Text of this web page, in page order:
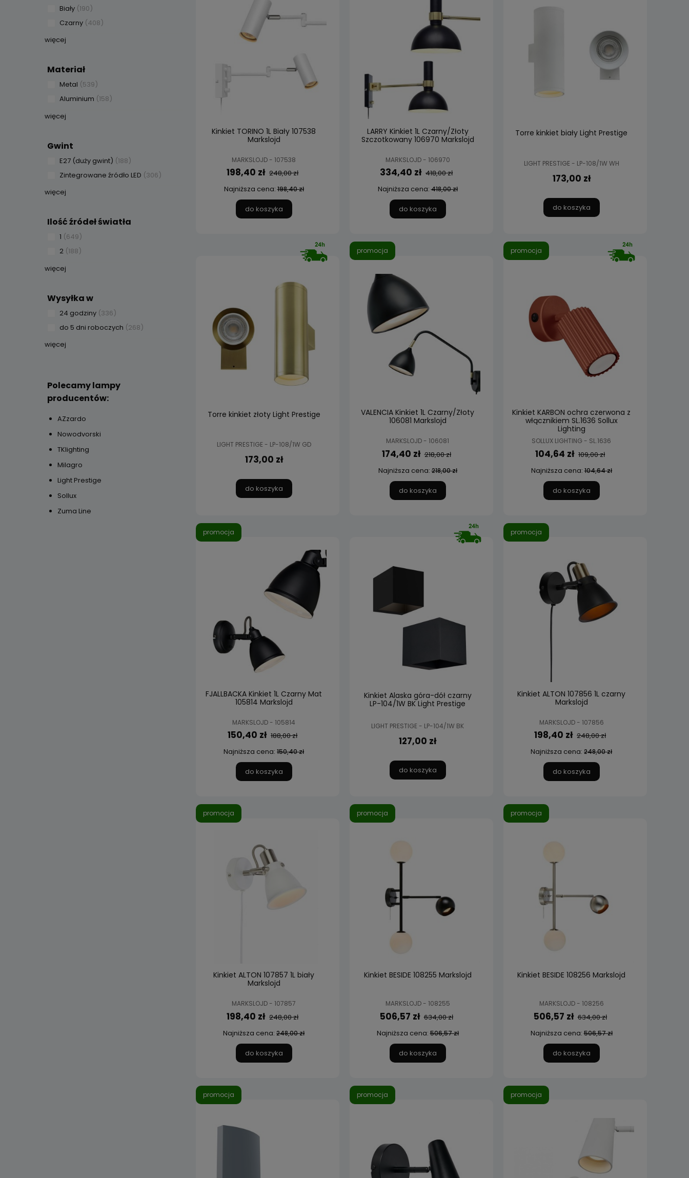
Biały (190)
Czarny (408)
więcej
Materiał
Metal (539)
Aluminium (158)
więcej
Gwint
E27 (duży gwint) (188)
Zintegrowane źródło LED (306)
więcej
Ilość źródeł światła
1 (649)
2 (188)
więcej
Wysyłka w
24 godziny (336)
do 5 dni roboczych (268)
więcej
Polecamy lampy
producentów:
AZzardo
Nowodvorski
TKlighting
Milagro
Light Prestige
Sollux
Zuma Line
Kinkiet TORINO 1L Biały 107538
Markslojd
MARKSLOJD - 107538
198,40 zł 248,00 zł
Najniższa cena:198,40 zł
do koszyka
LARRY Kinkiet 1L Czarny/Złoty
Szczotkowany 106970 Markslojd
MARKSLOJD - 106970
334,40 zł 418,00 zł
Najniższa cena:418,00 zł
do koszyka
Torre kinkiet biały Light Prestige
LIGHT PRESTIGE - LP-108/1W WH
173,00 zł
do koszyka
Torre kinkiet złoty Light Prestige
LIGHT PRESTIGE - LP-108/1W GD
173,00 zł
do koszyka
VALENCIA Kinkiet 1L Czarny/Złoty
106081 Markslojd
MARKSLOJD - 106081
174,40 zł 218,00 zł
Najniższa cena:218,00 zł
do koszyka
promocja
Kinkiet KARBON ochra czerwona z
włącznikiem SL.1636 Sollux
Lighting
SOLLUX LIGHTING - SL.1636
104,64 zł 109,00 zł
Najniższa cena:104,64 zł
do koszyka
promocja
FJALLBACKA Kinkiet 1L Czarny Mat
105814 Markslojd
MARKSLOJD - 105814
150,40 zł 188,00 zł
Najniższa cena: 150,40 zł
do koszyka
promocja
Kinkiet Alaska góra-dół czarny
LP-104/1W BK Light Prestige
LIGHT PRESTIGE - LP-104/1W BK
127,00 zł
do koszyka
Kinkiet ALTON 107856 1L czarny
Markslojd
MARKSLOJD - 107856
198,40 zł 248,00 zł
Najniższa cena: 248,00 zł
do koszyka
promocja
Kinkiet ALTON 107857 1L biały
Markslojd
MARKSLOJD - 107857
198,40 zł 248,00 zł
Najniższa cena: 248,00 zł
do koszyka
promocja
Kinkiet BESIDE 108255 Markslojd
MARKSLOJD - 108255
506,57 zł 634,00 zł
Najniższa cena:506,57 zł
do koszyka
promocja
Kinkiet BESIDE 108256 Markslojd
MARKSLOJD - 108256
506,57 zł 634,00 zł
Najniższa cena:506,57 zł
do koszyka
promocja
promocja promocja promocja